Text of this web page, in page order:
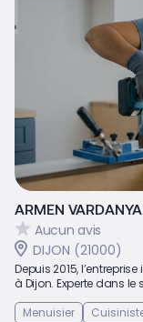
ARMEN
Aucun avis
DIJON (21000)
Depuis 2015,
à Dijon. Experte dans
Menuisier